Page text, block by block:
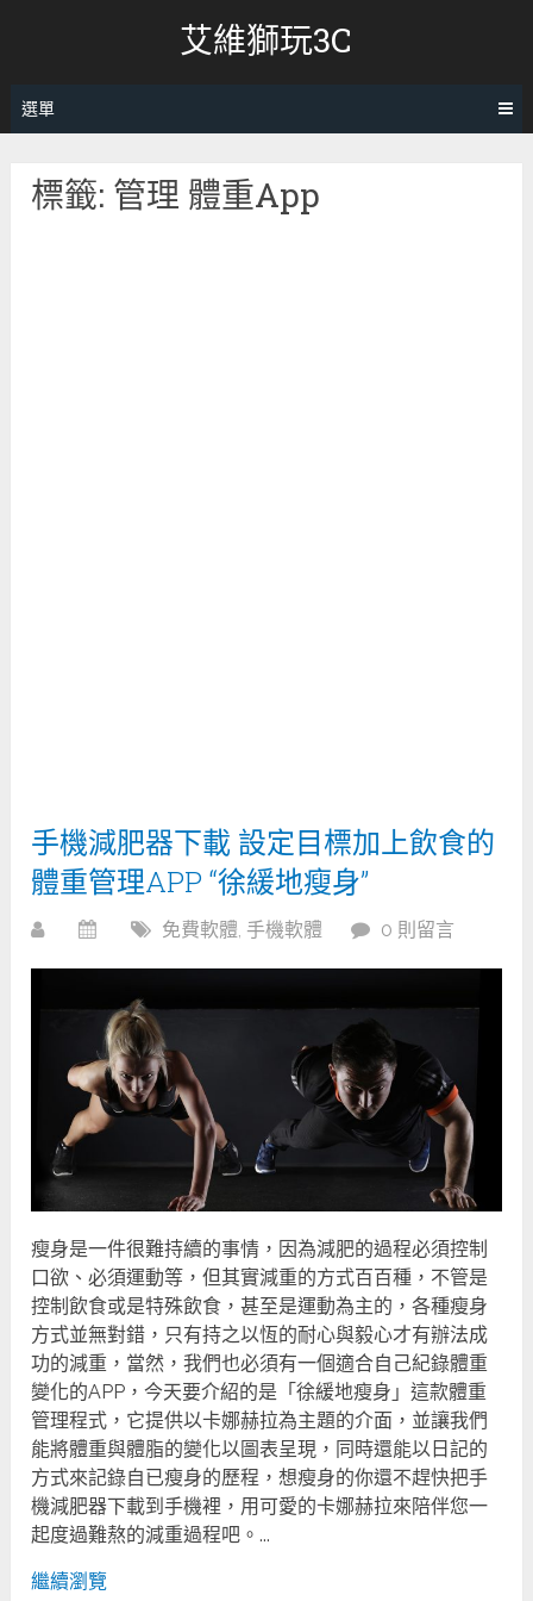
艾維獅玩3C
選單
標籤: 管理 體重App
手機減肥器下載 設定目標加上飲食的
體重管理APP “徐緩地瘦身”
免費軟體, 手機軟體 0 則留言
瘦身是一件很難持續的事情，因為減肥的過程必須控制
口欲、必須運動等，但其實減重的方式百百種，不管是
控制飲食或是特殊飲食，甚至是運動為主的，各種瘦身
方式並無對錯，只有持之以恆的耐心與毅心才有辦法成
功的減重，當然，我們也必須有一個適合自己紀錄體重
變化的APP，今天要介紹的是「徐緩地瘦身」這款體重
管理程式，它提供以卡娜赫拉為主題的介面，並讓我們
能將體重與體脂的變化以圖表呈現，同時還能以日記的
方式來記錄自已瘦身的歷程，想瘦身的你還不趕快把手
機減肥器下載到手機裡，用可愛的卡娜赫拉來陪伴您一
起度過難熬的減重過程吧。...
繼續瀏覽